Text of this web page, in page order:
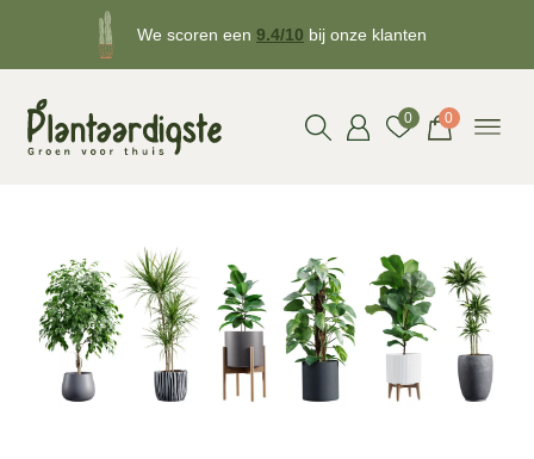
We scoren een 9.4/10 bij onze klanten
0 0